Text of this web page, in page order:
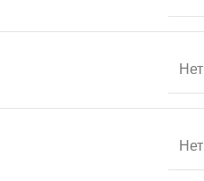
Нет
Нет